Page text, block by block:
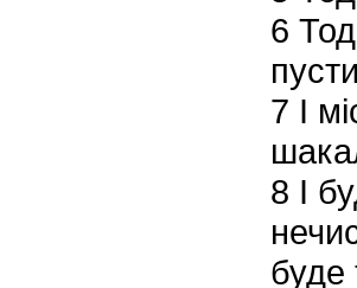
6
7 І
8 І
буде